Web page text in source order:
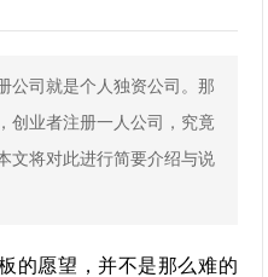
们
才
公司就是个人独资公司。那
创业者注册一人公司，究竟
文将对此进行简要介绍与说
的愿望，并不是那么难的